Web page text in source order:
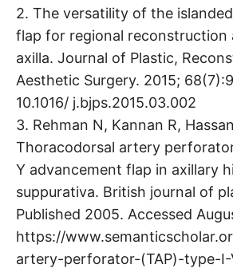
2. The versatility of the
flap for regional reconstruction
axilla. Journal of Plastic,
Aesthetic Surgery. 2015;
10.1016/ j.bjps.2015.03.002
3. Rehman N, Kannan R,
Thoracodorsal artery
Y advancement flap in axillary
suppurativa. British journal of
Published 2005. Accessed
https://
artery-perforator-(TAP)-type-I-